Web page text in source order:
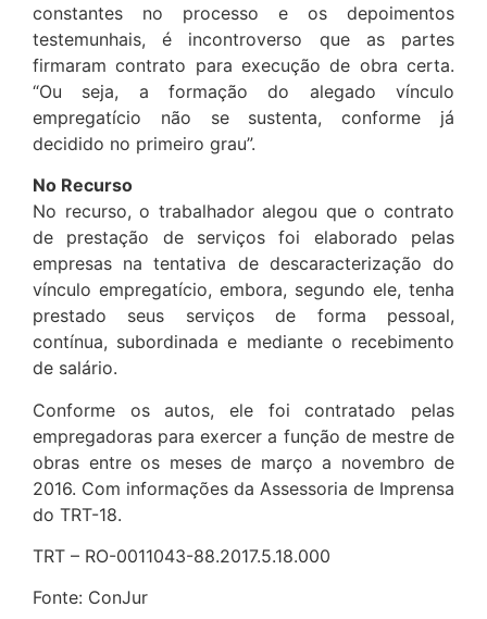
constantes no processo e os depoimentos
testemunhais, é incontroverso que as partes
firmaram contrato para execução de obra certa.
“Ou seja, a formação do alegado vínculo
empregatício não se sustenta, conforme já
decidido no primeiro grau”.
No Recurso
No recurso, o trabalhador alegou que o contrato
de prestação de serviços foi elaborado pelas
empresas na tentativa de descaracterização do
vínculo empregatício, embora, segundo ele, tenha
prestado seus serviços de forma pessoal,
contínua, subordinada e mediante o recebimento
de salário.
Conforme os autos, ele foi contratado pelas
empregadoras para exercer a função de mestre de
obras entre os meses de março a novembro de
2016. Com informações da Assessoria de Imprensa
do TRT-18.
TRT – RO-0011043-88.2017.5.18.000
Fonte: ConJur